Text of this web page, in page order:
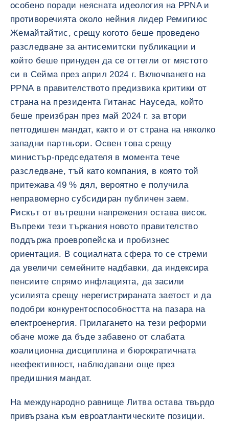
особено поради неясната идеология на PPNA и
противоречията около нейния лидер Ремигиюс
Жемайтайтис, срещу когото беше проведено
разследване за антисемитски публикации и
който беше принуден да се оттегли от мястото
си в Сейма през април 2024 г. Включването на
PPNA в правителството предизвика критики от
страна на президента Гитанас Науседа, който
беше преизбран през май 2024 г. за втори
петгодишен мандат, както и от страна на няколко
западни партньори. Освен това срещу
министър-председателя в момента тече
разследване, тъй като компания, в която той
притежава 49 % дял, вероятно е получила
неправомерно субсидиран публичен заем.
Рискът от вътрешни напрежения остава висок.
Въпреки тези търкания новото правителство
поддържа проевропейска и пробизнес
ориентация. В социалната сфера то се стреми
да увеличи семейните надбавки, да индексира
пенсиите спрямо инфлацията, да засили
усилията срещу нерегистрираната заетост и да
подобри конкурентоспособността на пазара на
електроенергия. Прилагането на тези реформи
обаче може да бъде забавено от слабата
коалиционна дисциплина и бюрократичната
неефективност, наблюдавани още през
предишния мандат.
На международно равнище Литва остава твърдо
привързана към евроатлантическите позиции.